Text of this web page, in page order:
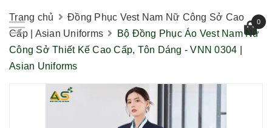
0
Trang chủ
Đồng Phục Vest Nam Nữ Công Sở Cao
Cấp | Asian Uniforms
Bộ Đồng Phục Áo Vest Nam Nữ
Công Sở Thiết Kế Cao Cấp, Tôn Dáng - VNN 0304 |
Asian Uniforms